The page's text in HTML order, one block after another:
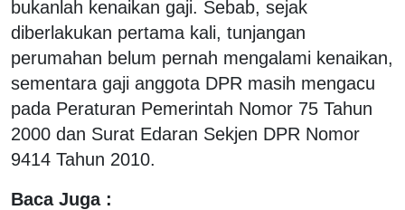
bukanlah kenaikan gaji. Sebab, sejak
diberlakukan pertama kali, tunjangan
perumahan belum pernah mengalami kenaikan,
sementara gaji anggota DPR masih mengacu
pada Peraturan Pemerintah Nomor 75 Tahun
2000 dan Surat Edaran Sekjen DPR Nomor
9414 Tahun 2010.
Baca Juga :